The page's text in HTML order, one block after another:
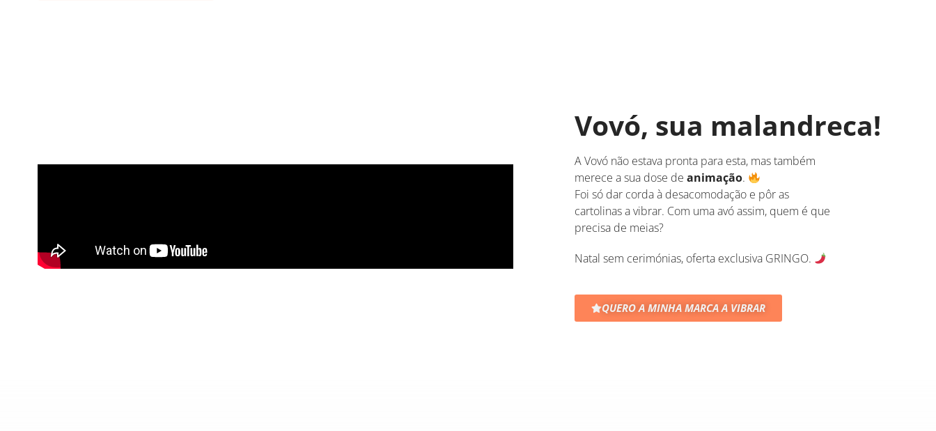
Vovó, sua malandreca!
A Vovó não estava pronta para esta, mas também
merece a sua dose deanimação.
Foi só dar corda à desacomodação e pôr as
cartolinas a vibrar. Com uma avó assim, quem é que
precisa de meias?
Natal sem cerimónias, oferta exclusiva GRINGO.
QUERO A MINHA MARCA A VIBRAR